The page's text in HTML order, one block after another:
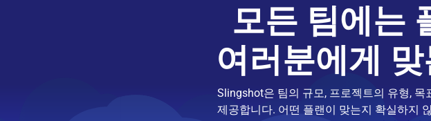
모든 팀에는
여러분에게
Slingshot은 팀의 규모, 프로젝트의 유형,
제공합니다. 어떤 플랜이 맞는지 확실하지